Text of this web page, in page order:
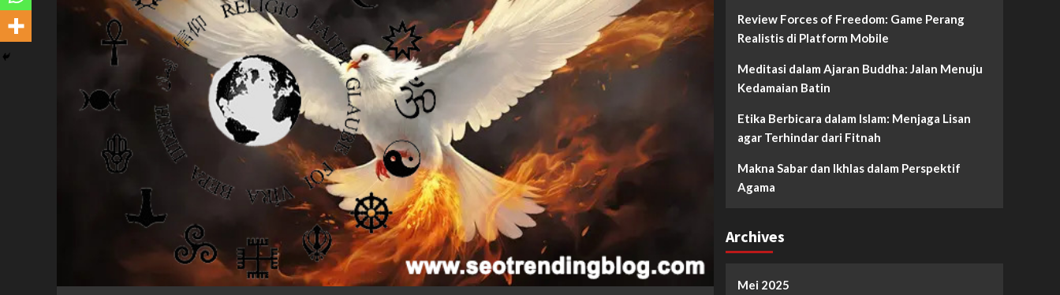
Review Forces of Freedom: Game Perang
Realistis di Platform Mobile
Meditasi dalam Ajaran Buddha: Jalan Menuju
Kedamaian Batin
Etika Berbicara dalam Islam: Menjaga Lisan
agar Terhindar dari Fitnah
Makna Sabar dan Ikhlas dalam Perspektif
Agama
Archives
Mei 2025